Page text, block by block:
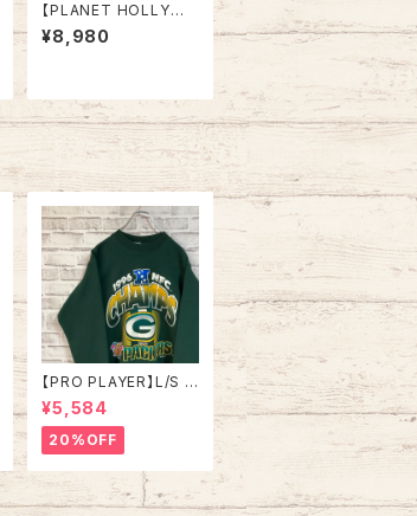
【PLANET HOLLYWO
OD】L/S Sweatshirt
XL 90s Made in US
スウェット トレーナー
企業モノ スーベニア お
土産モノサンディエゴ U
SA製 アメリカ USA 古
¥8,980
【PRO PLAYER】L/S S
weat L相当 90s Mad
e in USA “PACKERS”
NFL チームモノ スウェ
ット トレーナー USA製
チームロゴ 1996 CHA
MPS 優勝記念 深緑 ア
メリカ USA 古着
¥5,584
20%OFF